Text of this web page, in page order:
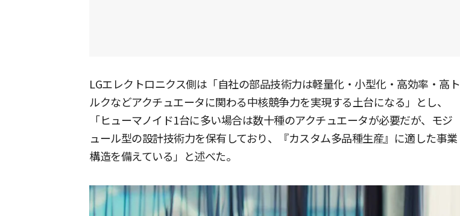
LGエレクトロニクス側は「自社の部品技術力は軽量化・小型化・高効率・高ト
ルクなどアクチュエータに関わる中核競争力を実現する土台になる」とし、
「ヒューマノイド1台に多い場合は数十種のアクチュエータが必要だが、モジ
ュール型の設計技術力を保有しており、『カスタム多品種生産』に適した事業
構造を備えている」と述べた。